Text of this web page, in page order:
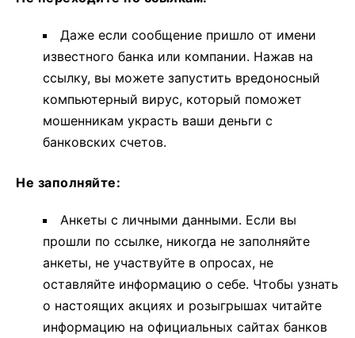
Даже если сообщение пришло от имени
известного банка или компании. Нажав на
ссылку, вы можете запустить вредоносный
компьютерный вирус, который поможет
мошенникам украсть ваши деньги с
банковских счетов.
Не заполняйте:
Анкеты с личными данными. Если вы
прошли по ссылке, никогда не заполняйте
анкеты, не участвуйте в опросах, не
оставляйте информацию о себе. Чтобы узнать
о настоящих акциях и розыгрышах читайте
информацию на официальных сайтах банков